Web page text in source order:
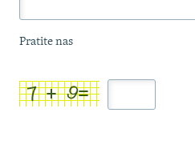
Pratite nas